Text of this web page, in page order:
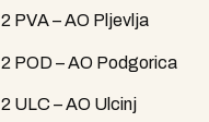
PVA – AO Pljevlja
POD – AO Podgorica
ULC – AO Ulcinj